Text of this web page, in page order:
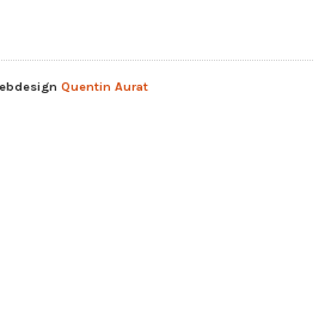
Quentin Aurat